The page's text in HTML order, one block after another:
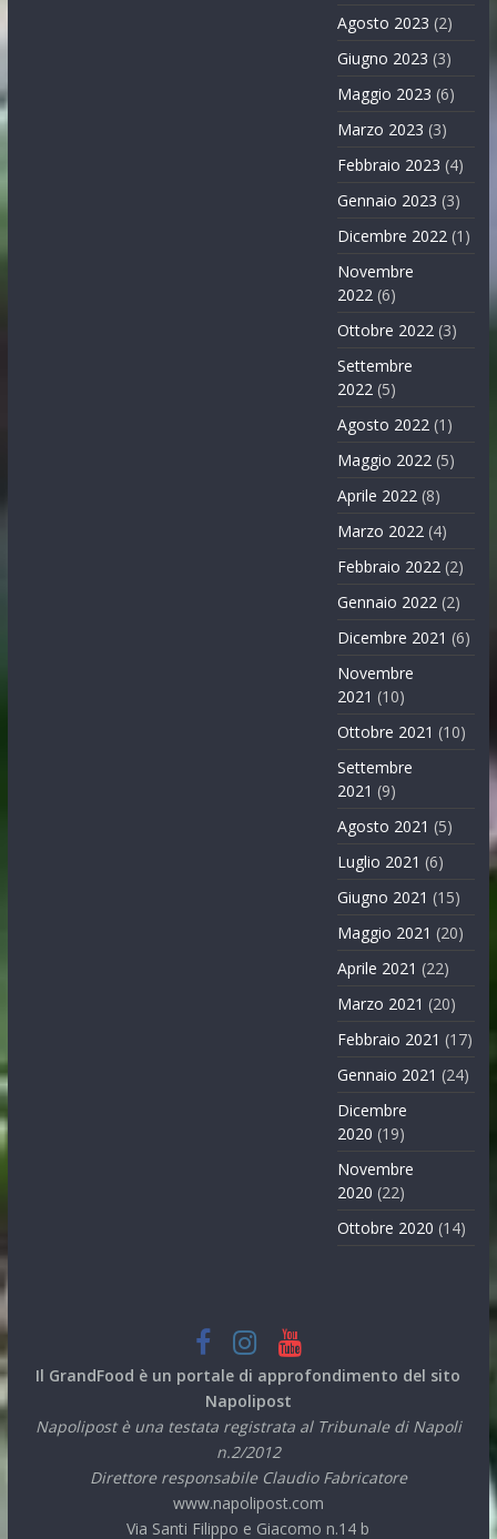
Agosto 2023 (2)
Giugno 2023 (3)
Maggio 2023 (6)
Marzo 2023 (3)
Febbraio 2023 (4)
Gennaio 2023 (3)
Dicembre 2022 (1)
Novembre
2022 (6)
Ottobre 2022 (3)
Settembre
2022 (5)
Agosto 2022 (1)
Maggio 2022 (5)
Aprile 2022 (8)
Marzo 2022 (4)
Febbraio 2022 (2)
Gennaio 2022 (2)
Dicembre 2021 (6)
Novembre
2021 (10)
Ottobre 2021 (10)
Settembre
2021 (9)
Agosto 2021 (5)
Luglio 2021 (6)
Giugno 2021 (15)
Maggio 2021 (20)
Aprile 2021 (22)
Marzo 2021 (20)
Febbraio 2021 (17)
Gennaio 2021 (24)
Dicembre
2020 (19)
Novembre
2020 (22)
Ottobre 2020 (14)
Il GrandFood è un portale di approfondimento del sito
Napolipost
Napolipost è una testata registrata al Tribunale di Napoli
n.2/2012
Direttore responsabile Claudio Fabricatore
www.napolipost.com
Via Santi Filippo e Giacomo n.14 b